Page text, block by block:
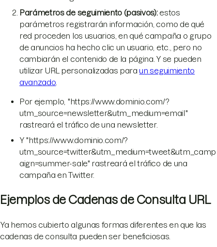
Parámetros de seguimiento (pasivos):estos
parámetros registrarán información, como de qué
red proceden los usuarios, en qué campaña o grupo
de anuncios ha hecho clic un usuario, etc., pero no
cambiarán el contenido de la página. Y se pueden
utilizar URL personalizadas paraun seguimiento
avanzado
Por ejemplo, "https://www.dominio.com/?
utm_source=newsletter&utm_medium=email"
rastreará el tráfico de una newsletter.
Y "https://www.dominio.com/?
utm_source=twitter&utm_medium=tweet&utm_camp
aign=summer-sale" rastreará el tráfico de una
campaña en Twitter.
Ejemplos de Cadenas de Consulta URL
Ya hemos cubierto algunas formas diferentes en que las
cadenas de consulta pueden ser beneficiosas.